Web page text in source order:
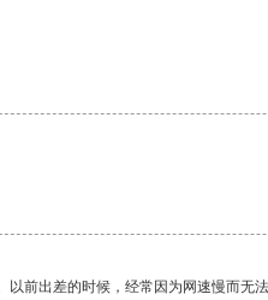
前出差的时候，经常因为网速慢而无